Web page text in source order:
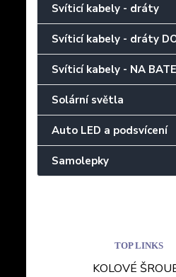
Svíticí kabely - dráty
Svíticí kabely - dráty
Svíticí kabely - NA
Solární světla
Auto LED a podsvícení
Samolepky
TOP LINKS
KOLOVÉ